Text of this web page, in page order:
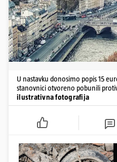
U nastavku donosimo popis 15
stanovnici otvoreno pobunili
ilustrativna fotografija